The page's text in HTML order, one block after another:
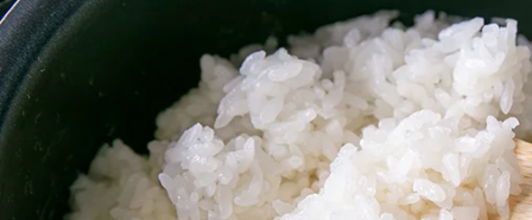
んぼ・りんごの栽培をする傍ら、農
産直センターの理事も務める。「全
叫ばれていますが、幸い僕の周りに
です。仲間と力を合わせて地域の農
ですね」と、意気込んだ。